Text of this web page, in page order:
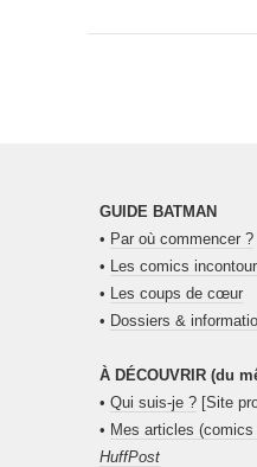
GUIDE BATMAN
• Par où commencer ?
• Les comics
• Les coups de cœur
• Dossiers &
À DÉCOUVRIR (du
• Qui suis-je ? [Site
• Mes articles
HuffPost